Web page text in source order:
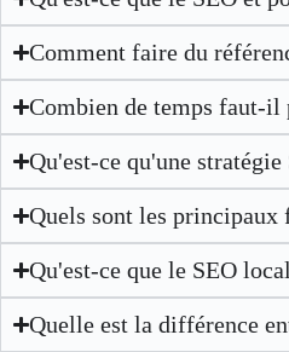
Comment faire du
Combien de temps faut-il
Qu'est-ce qu'une stratégie
Quels sont les principaux
Qu'est-ce que le SEO
Quelle est la différence